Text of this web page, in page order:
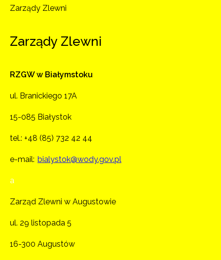
Zarządy Zlewni
Zarządy Zlewni
RZGW w Białymstoku
ul. Branickiego 17A
15-085 Białystok
tel.: +48 (85) 732 42 44
e-mail: bialystok@wody.gov.pl
a
Zarząd Zlewni w Augustowie
ul. 29 listopada 5
16-300 Augustów